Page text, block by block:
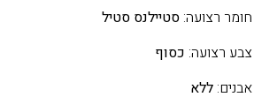
חומר רצועה: סטיילנס סטיל
צבע רצועה: כסוף
אבנים: ללא